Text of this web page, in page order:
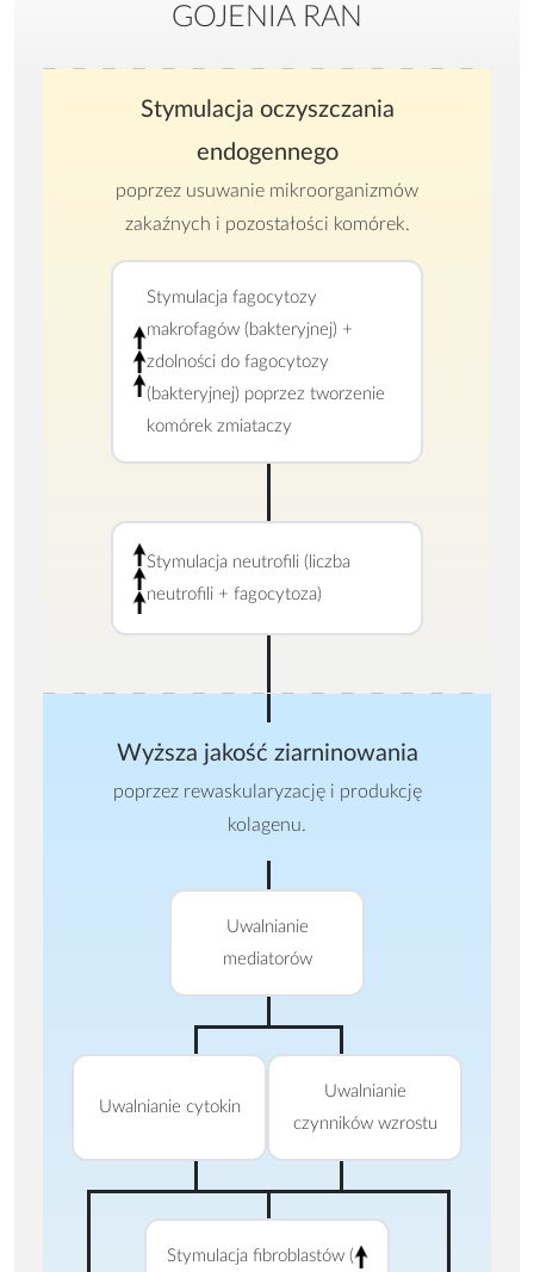
GOJENIA RAN
Stymulacja oczyszczania
endogennego
poprzez usuwanie mikroorganizmów
zakaźnych i pozostałości komórek.
Stymulacja fagocytozy
makrofagów (bakteryjnej) +
zdolności do fagocytozy
(bakteryjnej) poprzez tworzenie
komórek zmiataczy
Stymulacja neutrofili (liczba
neutrofili + fagocytoza)
Wyższa jakość ziarninowania
poprzez rewaskularyzację i produkcję
kolagenu.
Uwalnianie
mediatorów
Uwalnianie cytokin
Uwalnianie
czynników wzrostu
Stymulacja fibroblastów (